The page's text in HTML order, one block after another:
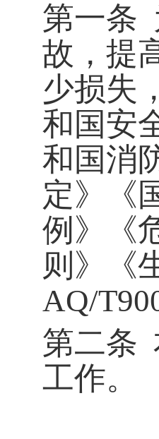
第一条
故，提
少损失
和国安
和国消
定》《
例》《
则》《
AQ/
第二条
工作。